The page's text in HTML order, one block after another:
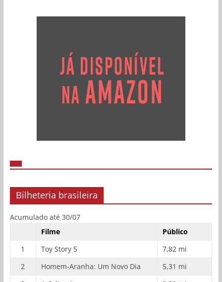
Bilheteria brasileira
Acumulado até 30/07
Filme
Público
1
Toy Story 5
7,82 mi
2
Homem-Aranha: Um Novo Dia
5,31 mi